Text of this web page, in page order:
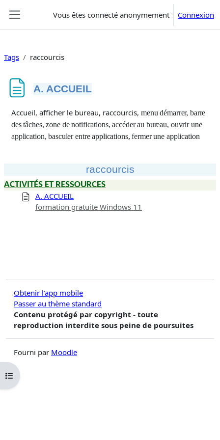
Vous êtes connecté anonymement Connexion
Ouvrir l’index du cours
Tags raccourcis
A. ACCUEIL
Conditions d’achèvement
Accueil, afficher le bureau, raccourcis, menu démarrer, barre
des tâches, zone de notifications, accéder au bureau, ouvrir une
application, basculer entre applications, fermer une application
raccourcis
ACTIVITÉS ET RESSOURCES
A. ACCUEIL
formation gratuite Windows 11
Obtenir l’app mobile
Passer au thème standard
Contenu protégé par copyright - toute
reproduction interdite sous peine de poursuites
Fourni par Moodle